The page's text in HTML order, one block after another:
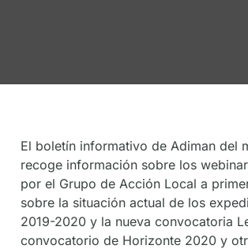
El boletín informativo de Adiman del
recoge información sobre los
por el Grupo de Acción Local a
sobre la situación actual de los
2019-2020 y la nueva convocatoria
convocatorio de Horizonte 2020 y